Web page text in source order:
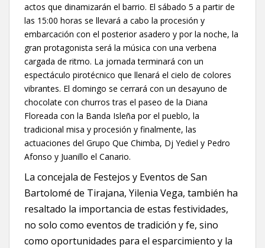
actos que dinamizarán el barrio. El sábado 5 a partir de
las 15:00 horas se llevará a cabo la procesión y
embarcación con el posterior asadero y por la noche, la
gran protagonista será la música con una verbena
cargada de ritmo. La jornada terminará con un
espectáculo pirotécnico que llenará el cielo de colores
vibrantes. El domingo se cerrará con un desayuno de
chocolate con churros tras el paseo de la Diana
Floreada con la Banda Isleña por el pueblo, la
tradicional misa y procesión y finalmente, las
actuaciones del Grupo Que Chimba, Dj Yediel y Pedro
Afonso y Juanillo el Canario.
La concejala de Festejos y Eventos de San
Bartolomé de Tirajana, Yilenia Vega, también ha
resaltado la importancia de estas festividades,
no solo como eventos de tradición y fe, sino
como oportunidades para el esparcimiento y la